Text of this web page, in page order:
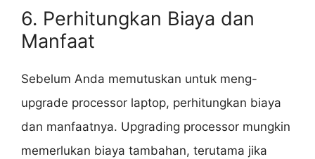
6. Perhitungkan Biaya dan
Manfaat
Sebelum Anda memutuskan untuk meng-
upgrade processor laptop, perhitungkan biaya
dan manfaatnya. Upgrading processor mungkin
memerlukan biaya tambahan, terutama jika